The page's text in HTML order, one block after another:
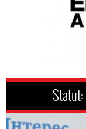
Statut: